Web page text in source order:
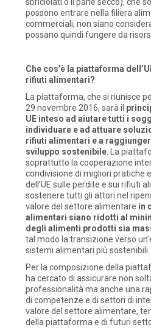
possono entrare nella filiera
commerciali, non siano
possano quindi fungere da
Che cos’è la piattaforma
rifiuti alimentari?
La piattaforma, che si riunisce
29 novembre 2016, sarà il
UE inteso ad aiutare tutti i
individuare e ad attuare
rifiuti alimentari e a
sviluppo sostenibile . La
soprattutto la cooperazione
condivisione di migliori pratiche
dell’UE sulle perdite e sui rifiuti
sostenere tutti gli attori nel
valore del settore alimentare in
alimentari siano ridotti al
degli alimenti prodotti sia
tal modo la transizione verso
sistemi alimentari più sostenibili.
Per la composizione della
ha cercato di assicurare non
professionalità ma anche una
di competenze e di settori di
valore del settore alimentare,
della piattaforma e di futuri